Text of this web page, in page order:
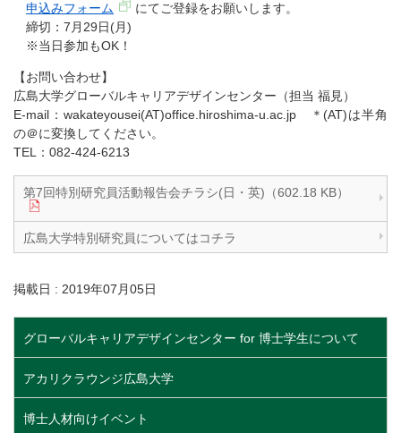
申込みフォーム
にてご登録をお願いします。
締切：7月29日(月)
※当日参加もOK！
【お問い合わせ】
広島大学グローバルキャリアデザインセンター（担当 福見）
E-mail：wakateyousei(AT)office.hiroshima-u.ac.jp ＊(AT)は半角
の＠に変換してください。
TEL：082-424-6213
第7回特別研究員活動報告会チラシ(日・英)（602.18 KB）
広島大学特別研究員についてはコチラ
掲載日 : 2019年07月05日
グローバルキャリアデザインセンター for 博士学生について
アカリクラウンジ広島大学
博士人材向けイベント